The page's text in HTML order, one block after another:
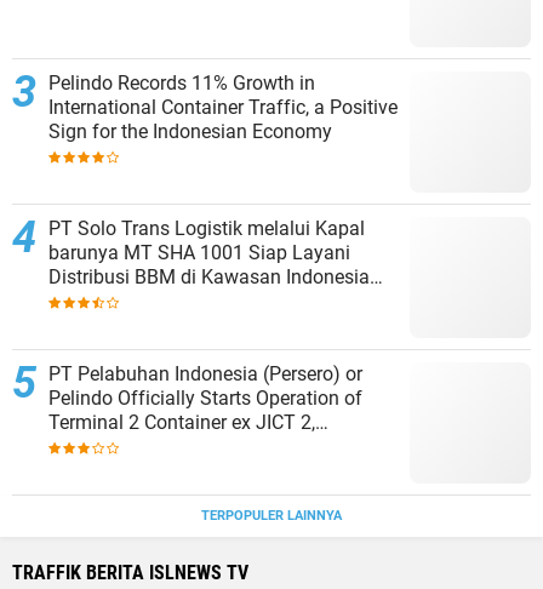
Pelindo Records 11% Growth in
International Container Traffic, a Positive
Sign for the Indonesian Economy
PT Solo Trans Logistik melalui Kapal
barunya MT SHA 1001 Siap Layani
Distribusi BBM di Kawasan Indonesia
bagian Timur
PT Pelabuhan Indonesia (Persero) or
Pelindo Officially Starts Operation of
Terminal 2 Container ex JICT 2,
Strengthening Productivity of Tanjung
TERPOPULER LAINNYA
TRAFFIK BERITA ISLNEWS TV